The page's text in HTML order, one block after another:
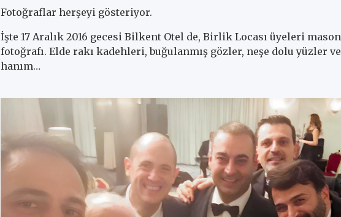
Fotoğraflar herşeyi gösteriyor.
İşte 17 Aralık 2016 gecesi Bilkent Otel de, Birlik Locası üyeleri
fotoğrafı. Elde rakı kadehleri, buğulanmış gözler, neşe dolu yüzler
hanım…